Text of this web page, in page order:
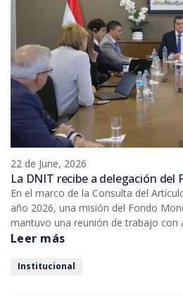
22 de June, 2026
La DNIT recibe a delegación del
En el marco de la Consulta del
año 2026, una misión del Fondo
mantuvo una reunión de trabajo con
Dirección Nacional de Ingresos
Leer más
Institucional